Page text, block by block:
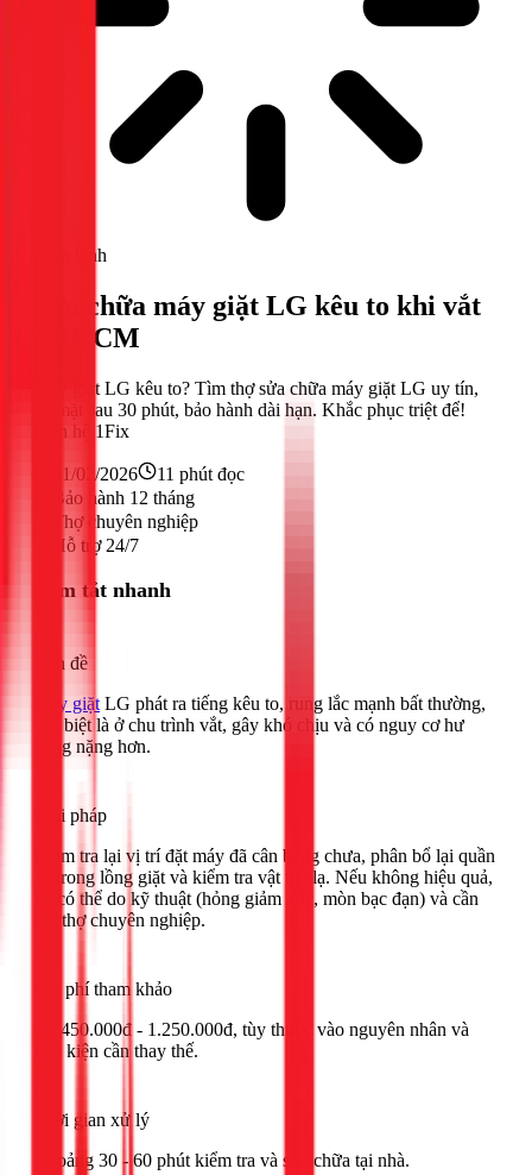
Điện lạnh
Sửa chữa máy giặt LG kêu to khi vắt
TPHCM
Máy giặt LG kêu to? Tìm thợ sửa chữa máy giặt LG uy tín,
có mặt sau 30 phút, bảo hành dài hạn. Khắc phục triệt để!
Liên hệ 1Fix
21/02/2026 11 phút đọc
Bảo hành 12 tháng
Thợ chuyên nghiệp
Hỗ trợ 24/7
Tóm tắt nhanh
Vấn đề
Máy giặt LG phát ra tiếng kêu to, rung lắc mạnh bất thường,
đặc biệt là ở chu trình vắt, gây khó chịu và có nguy cơ hư
hỏng nặng hơn.
Giải pháp
Kiểm tra lại vị trí đặt máy đã cân bằng chưa, phân bổ lại quần
áo trong lồng giặt và kiểm tra vật thể lạ. Nếu không hiệu quả,
lỗi có thể do kỹ thuật (hỏng giảm xóc, mòn bạc đạn) và cần
gọi thợ chuyên nghiệp.
Chi phí tham khảo
Từ 450.000đ - 1.250.000đ, tùy thuộc vào nguyên nhân và
linh kiện cần thay thế.
Thời gian xử lý
Khoảng 30 - 60 phút kiểm tra và sửa chữa tại nhà.